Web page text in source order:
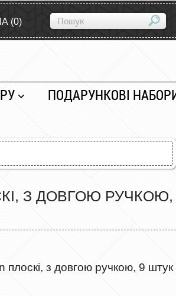
(0)
ПОДАРУНКОВІ
З ДОВГОЮ РУЧКОЮ,
плоскі, з довгою ручкою, 9 штук